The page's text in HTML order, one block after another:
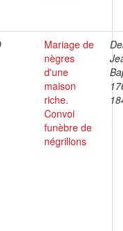
Mariage de
nègres
d'une
maison
riche.
Convoi
funèbre de
négrillons